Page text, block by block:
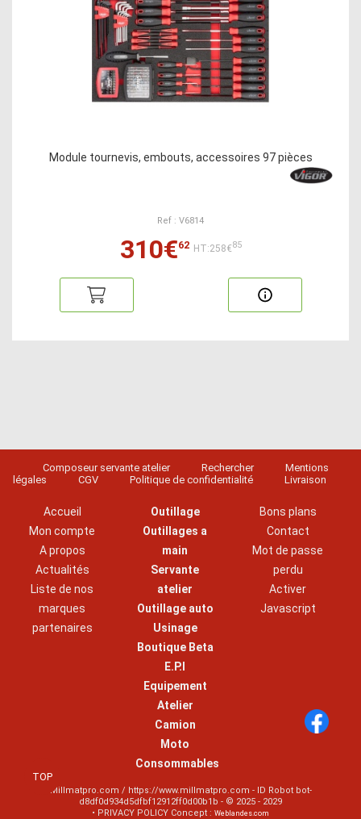
Module tournevis, embouts, accessoires 97 pièces
Ref : V6814
310€62 HT:258€85
Composeur servante atelier Rechercher
Mentions
légales
CGV Politique de confidentialité Livraison
Accueil
Mon compte
A propos
Actualités
Liste de nos
marques
partenaires
Outillage
Outillages a
main
Servante
atelier
Outillage auto
Usinage
Boutique Beta
E.P.I
Equipement
Atelier
Camion
Moto
Consommables
Bons plans
Contact
Mot de passe
perdu
Activer
Javascript
Millmatpro.com / https://www.millmatpro.com - ID Robot bot-
d8df0d934d5dfbf12912ff0d00b1b - © 2025 - 2029
• PRIVACY POLICY Concept : Weblandes.com
TOP